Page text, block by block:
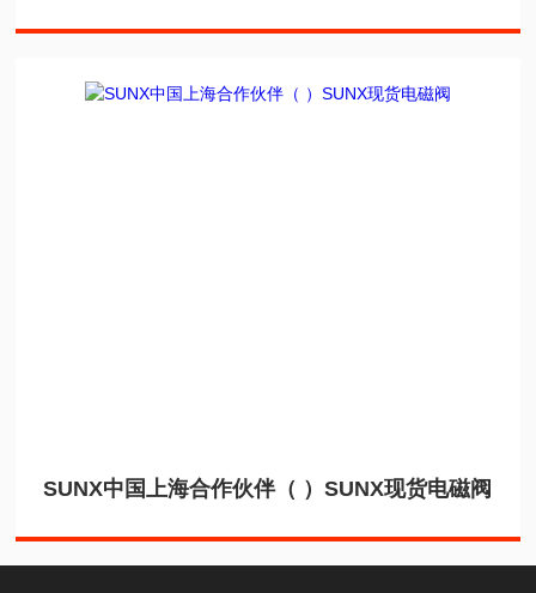
SUNX中国上海合作伙伴（ ）SUNX现货电磁阀